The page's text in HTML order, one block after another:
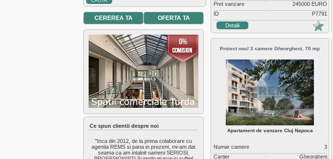
Exterior Nord
Exterior Sud
Exterior Vest
Faget
Feleac
Floresti
Gara
Gheorgheni
Gilau
Grigorescu
Gruia
Hasdeu
Intre Lacuri
Iris
Marasti
Plopilor
CEREREA TA OFERTA TA
Ce spun clientii despre noi
"Inca din 2012, de la prima colaborare cu
agentia REMS si pana in prezent, mi-am dat
seama ca am intalnit oameni SERIOSI,
Pret vanzare
245000 EURO
ID
P7791
Detalii
Proiect nou! 3 camere Gheorgheni, 70 mp
Apartament de vanzare Cluj Napoca
Numar camere
3
Cartier
Gheorgheni